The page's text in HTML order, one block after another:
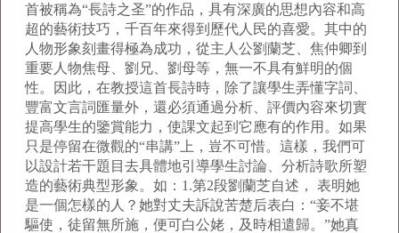
首被稱為“長詩之圣”的作品，具有深廣的思想內容和高
超的藝術技巧，千百年來得到歷代人民的喜愛。其中的
人物形象刻畫得極為成功，從主人公劉蘭芝、焦仲卿到
重要人物焦母、劉兄、劉母等，無一不具有鮮明的個
性。因此，在教授這首長詩時，除了讓學生弄懂字詞、
豐富文言詞匯量外，還必須通過分析、評價內容來切實
提高學生的鑒賞能力，使課文起到它應有的作用。如果
只是停留在微觀的“串講”上，豈不可惜。這樣，我們可
以設計若干題目去具體地引導學生討論、分析詩歌所塑
造的藝術典型形象。如：1.第2段劉蘭芝自述， 表明她
是一個怎樣的人？她對丈夫訴說苦楚后表白：“妾不堪
驅使，徒留無所施，便可白公姥，及時相遣歸。”她真